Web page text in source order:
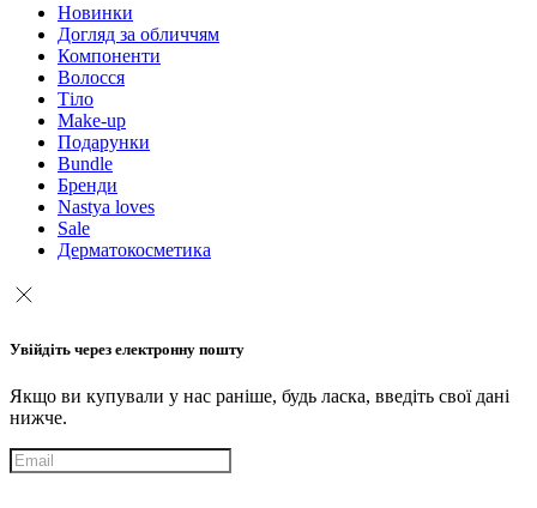
Новинки
Догляд за обличчям
Компоненти
Волосся
Тіло
Make-up
Подарунки
Bundle
Бренди
Nastya loves
Sale
Дерматокосметика
Увійдіть через електронну пошту
Якщо ви купували у нас раніше, будь ласка, введіть свої дані
нижче.